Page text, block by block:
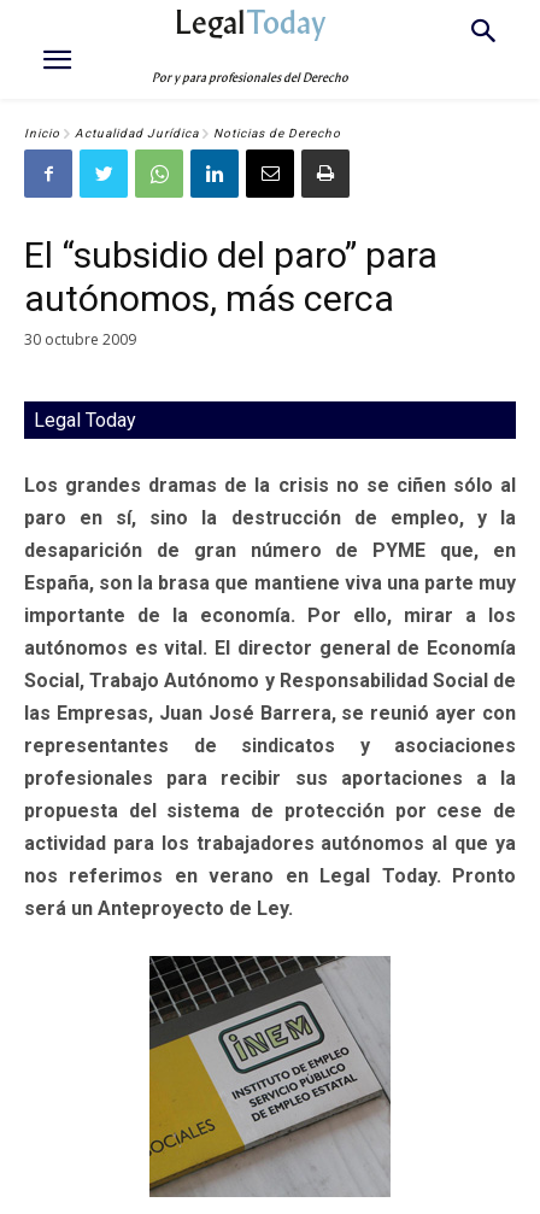
LegalToday
Por y para profesionales del Derecho
Inicio Actualidad Jurídica Noticias de Derecho
El “subsidio del paro” para
autónomos, más cerca
30 octubre 2009
Legal Today
Los grandes dramas de la crisis no se ciñen sólo al
paro en sí, sino la destrucción de empleo, y la
desaparición de gran número de PYME que, en
España, son la brasa que mantiene viva una parte muy
importante de la economía. Por ello, mirar a los
autónomos es vital. El director general de Economía
Social, Trabajo Autónomo y Responsabilidad Social de
las Empresas, Juan José Barrera, se reunió ayer con
representantes de sindicatos y asociaciones
profesionales para recibir sus aportaciones a la
propuesta del sistema de protección por cese de
actividad para los trabajadores autónomos al que ya
nos referimos en verano en Legal Today. Pronto
será un Anteproyecto de Ley.